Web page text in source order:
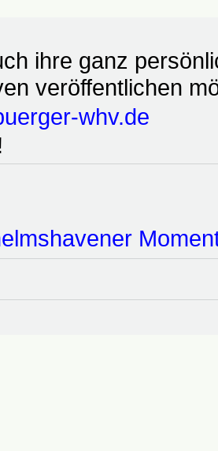
ihre ganz
veröffentlichen
whv.de